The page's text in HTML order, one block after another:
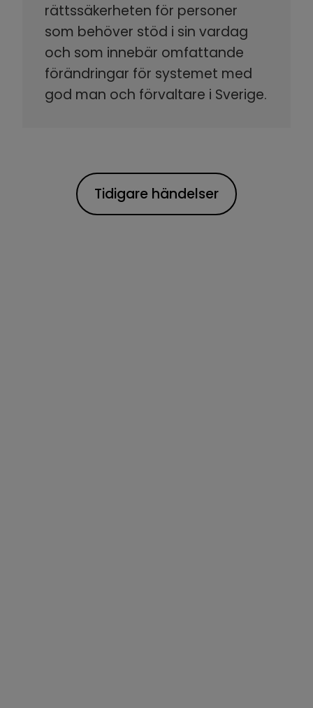
rättssäkerheten för personer
som behöver stöd i sin vardag
och som innebär omfattande
förändringar för systemet med
god man och förvaltare i Sverige.
Tidigare händelser